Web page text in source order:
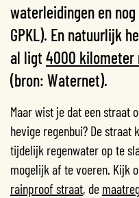
waterleidingen en
GPKL). En natuurlijk
al ligt 4000 kilometer
(bron: Waternet).
Maar wist je dat een straat
hevige regenbui? De
tijdelijk regenwater op te
mogelijk af te voeren. Kijk
rainproof straat, de